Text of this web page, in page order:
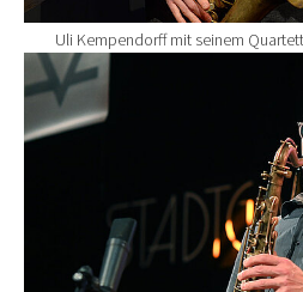
Uli Kempendorff mit seinem
Show larger version for: